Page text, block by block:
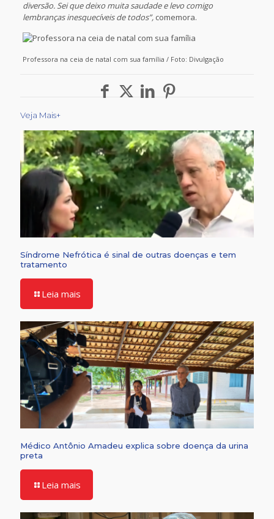
diversão. Sei que deixo muita saudade e levo comigo
lembranças inesquecíveis de todos”, comemora.
Professora na ceia de natal com sua família / Foto: Divulgação
Veja Mais+
Síndrome Nefrótica é sinal de outras doenças e tem
tratamento
Leia mais
Médico Antônio Amadeu explica sobre doença da urina
preta
Leia mais